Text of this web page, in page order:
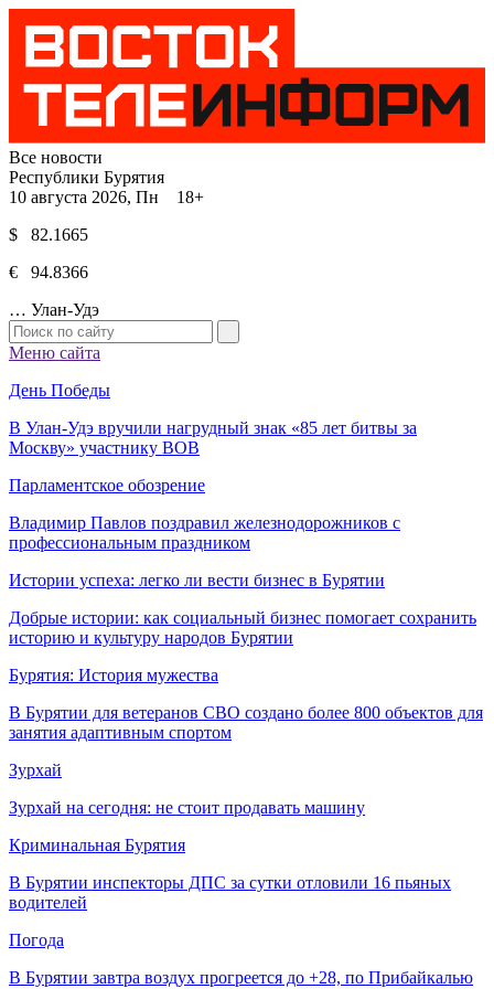
Все новости
Республики Бурятия
10 августа 2026, Пн 18+
$ 82.1665
€ 94.8366
… Улан-Удэ
Меню сайта
День Победы
В Улан-Удэ вручили нагрудный знак «85 лет битвы за
Москву» участнику ВОВ
Парламентское обозрение
Владимир Павлов поздравил железнодорожников с
профессиональным праздником
Истории успеха: легко ли вести бизнес в Бурятии
Добрые истории: как социальный бизнес помогает сохранить
историю и культуру народов Бурятии
Бурятия: История мужества
В Бурятии для ветеранов СВО создано более 800 объектов для
занятия адаптивным спортом
Зурхай
Зурхай на сегодня: не стоит продавать машину
Криминальная Бурятия
В Бурятии инспекторы ДПС за сутки отловили 16 пьяных
водителей
Погода
В Бурятии завтра воздух прогреется до +28, по Прибайкалью